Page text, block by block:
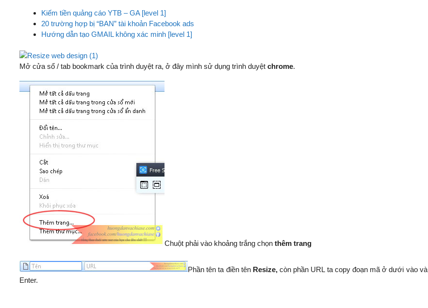
Kiếm tiền quảng cáo YTB – GA [level 1]
20 trường hợp bị “BAN” tài khoản Facebook ads
Hướng dẫn tạo GMAIL không xác minh [level 1]
Mở cửa sổ / tab bookmark của trình duyệt ra, ở đây mình sử dụng trình duyệt chrome.
Chuột phải vào khoảng trắng chọn thêm trang
Phần tên ta điền tên Resize,còn phần URL ta copy đoạn mã ở dưới vào và
Enter.